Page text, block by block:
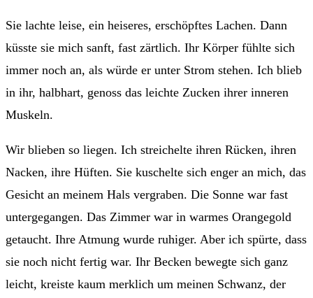
Sie lachte leise, ein heiseres, erschöpftes Lachen. Dann
küsste sie mich sanft, fast zärtlich. Ihr Körper fühlte sich
immer noch an, als würde er unter Strom stehen. Ich blieb
in ihr, halbhart, genoss das leichte Zucken ihrer inneren
Muskeln.
Wir blieben so liegen. Ich streichelte ihren Rücken, ihren
Nacken, ihre Hüften. Sie kuschelte sich enger an mich, das
Gesicht an meinem Hals vergraben. Die Sonne war fast
untergegangen. Das Zimmer war in warmes Orangegold
getaucht. Ihre Atmung wurde ruhiger. Aber ich spürte, dass
sie noch nicht fertig war. Ihr Becken bewegte sich ganz
leicht, kreiste kaum merklich um meinen Schwanz, der